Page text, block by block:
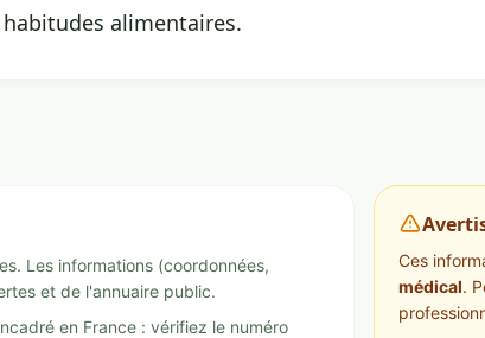
alimentaires.
Les informations (coordonnées,
et de l'annuaire public.
en France : vérifiez le numéro
Ces
médical.